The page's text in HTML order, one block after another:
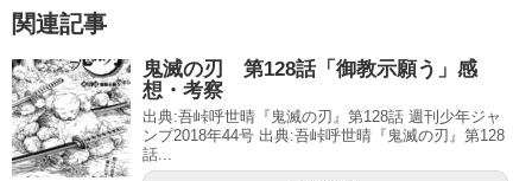
関連記事
鬼滅の刃 第128話「御教示願う」感
想・考察
出典:吾峠呼世晴『鬼滅の刃』第128話 週刊少年ジャ
ンプ2018年44号 出典:吾峠呼世晴『鬼滅の刃』第128
話...